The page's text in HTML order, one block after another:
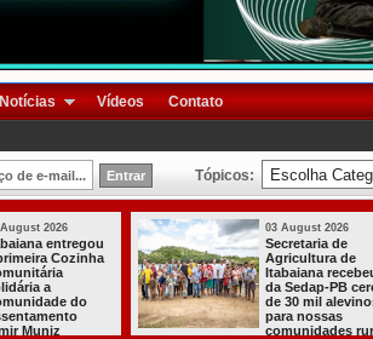
Notícias Vídeos Contato
Tópicos:
03 August 2026
Secretaria de
Agricultura de
Itabaiana recebeu
da Sedap-PB cerca
de 30 mil alevinos
para nossas
comunidades rurais
03 August 2026
Mulher em
surto
própria mãe
João Pessoa